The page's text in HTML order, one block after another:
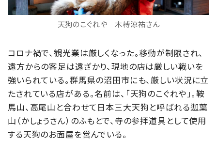
天狗のこぐれや 木榑涼祐さん
コロナ禍で、観光業は厳しくなった。移動が制限され、
遠方からの客足は遠ざかり、現地の店は厳しい戦いを
強いられている。群馬県の沼田市にも、厳しい状況に立
たされている店がある。名前は、「天狗のこぐれや」。鞍
馬山、高尾山と合わせて日本三大天狗と呼ばれる迦葉
山（かしょうさん）のふもとで、寺の参拝道具として使用
する天狗のお面屋を営んでいる。